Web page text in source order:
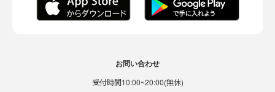
お問い合わせ
受付時間10:00~20:00(無休)